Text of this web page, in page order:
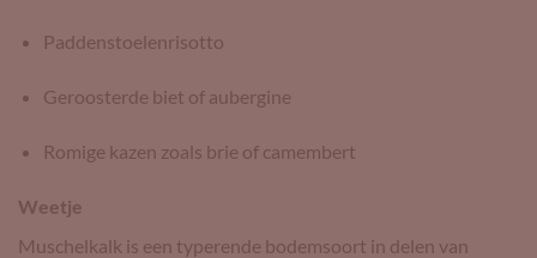
Paddenstoelenrisotto
Geroosterde biet of aubergine
Romige kazen zoals brie of camembert
Weetje
Muschelkalk is een typerende bodemsoort in delen van